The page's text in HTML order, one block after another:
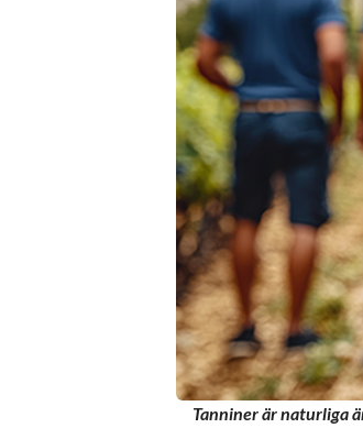
Tanniner är naturliga